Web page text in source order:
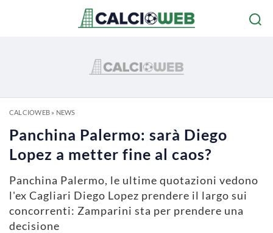
CALCIOWEB» NEWS
Panchina Palermo: sarà Diego
Lopez a metter fine al caos?
Panchina Palermo, le ultime quotazioni vedono
l'ex Cagliari Diego Lopez prendere il largo sui
concorrenti: Zamparini sta per prendere una
decisione